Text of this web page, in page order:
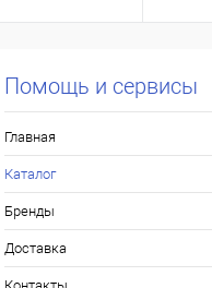
Помощь и сервисы
Главная
Каталог
Бренды
Доставка